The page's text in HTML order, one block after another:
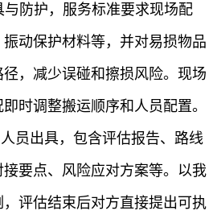
防护，服务标准要求现场配
动保护材料等，并对易损物品
，减少误碰和擦损风险。现场
时调整搬运顺序和人员配置。
员出具，包含评估报告、路线
要点、风险应对方案等。以我
评估结束后对方直接提出可执